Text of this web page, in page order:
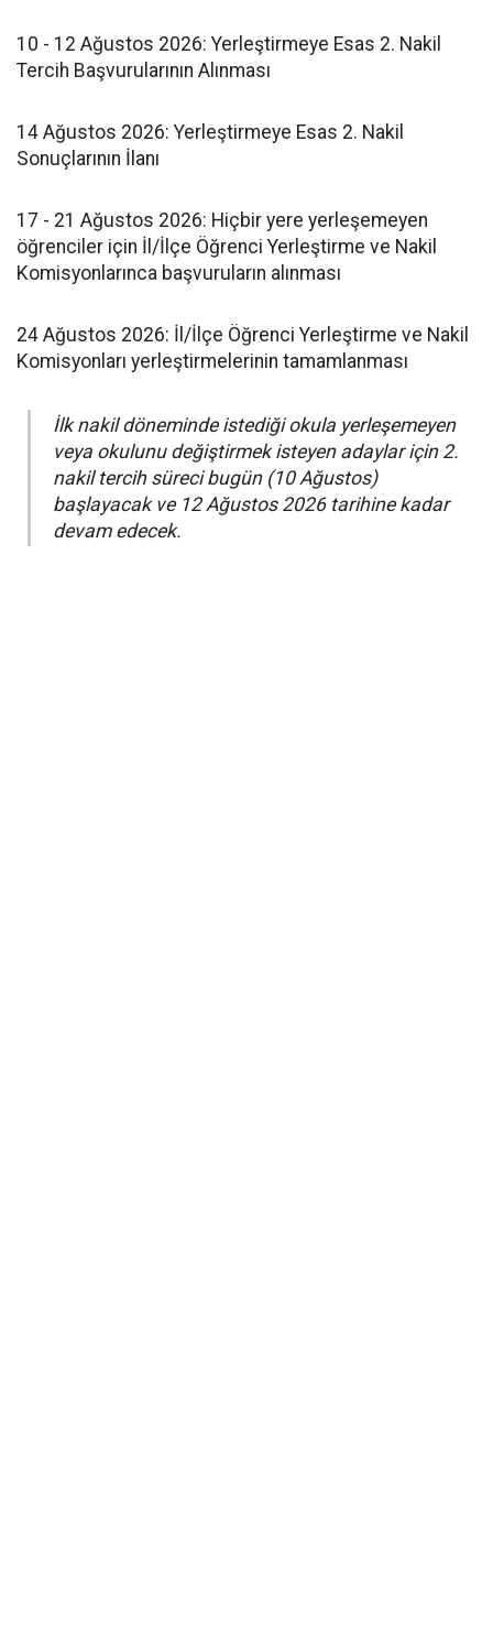
​10 - 12 Ağustos 2026: Yerleştirmeye Esas 2. Nakil
Tercih Başvurularının Alınması
​14 Ağustos 2026: Yerleştirmeye Esas 2. Nakil
Sonuçlarının İlanı
​17 - 21 Ağustos 2026: Hiçbir yere yerleşemeyen
öğrenciler için İl/İlçe Öğrenci Yerleştirme ve Nakil
Komisyonlarınca başvuruların alınması
​24 Ağustos 2026: İl/İlçe Öğrenci Yerleştirme ve Nakil
Komisyonları yerleştirmelerinin tamamlanması
​İlk nakil döneminde istediği okula yerleşemeyen
veya okulunu değiştirmek isteyen adaylar için 2.
nakil tercih süreci bugün (10 Ağustos)
başlayacak ve 12 Ağustos 2026 tarihine kadar
devam edecek.